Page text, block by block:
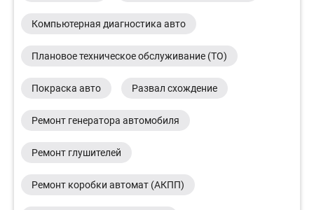
Компьютерная диагностика авто
Плановое техническое обслуживание (ТО)
Покраска авто Развал схождение
Ремонт генератора автомобиля
Ремонт глушителей
Ремонт коробки автомат (АКПП)